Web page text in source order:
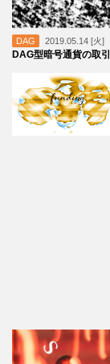
DAG 2019.05.14 [火]
DAG型暗号通貨の取